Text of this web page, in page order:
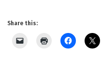
Share this: